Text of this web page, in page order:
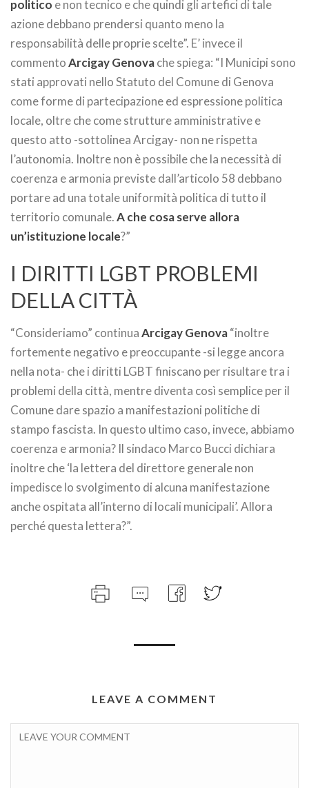
politico e non tecnico e che quindi gli artefici di tale
azione debbano prendersi quanto meno la
responsabilità delle proprie scelte”. E’ invece il
commentoArcigay Genovache spiega: “I Municipi sono
stati approvati nello Statuto del Comune di Genova
come forme di partecipazione ed espressione politica
locale, oltre che come strutture amministrative e
questo atto -sottolinea Arcigay- non ne rispetta
l’autonomia. Inoltre non è possibile che la necessità di
coerenza e armonia previste dall’articolo 58 debbano
portare ad una totale uniformità politica di tutto il
territorio comunale.A che cosa serve allora
un’istituzione locale?”
I DIRITTI LGBT PROBLEMI
DELLA CITTÀ
“Consideriamo” continuaArcigay Genova“inoltre
fortemente negativo e preoccupante -si legge ancora
nella nota- che i diritti LGBT finiscano per risultare tra i
problemi della città, mentre diventa così semplice per il
Comune dare spazio a manifestazioni politiche di
stampo fascista. In questo ultimo caso, invece, abbiamo
coerenza e armonia? Il sindaco Marco Bucci dichiara
inoltre che ‘la lettera del direttore generale non
impedisce lo svolgimento di alcuna manifestazione
anche ospitata all’interno di locali municipali’. Allora
perché questa lettera?”.
LEAVE A COMMENT